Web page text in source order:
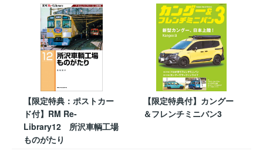
【限定特典：ポストカー
ド付】RM Re-
Library12 所沢車輌工場
ものがたり
【限定特典付】カングー
＆フレンチミニバン3